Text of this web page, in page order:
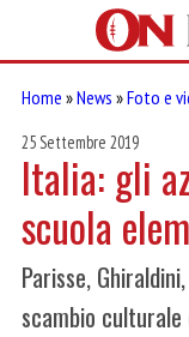
Home »News »Foto e
25 Settembre 2019
Italia: gli
scuola
Parisse,
scambio